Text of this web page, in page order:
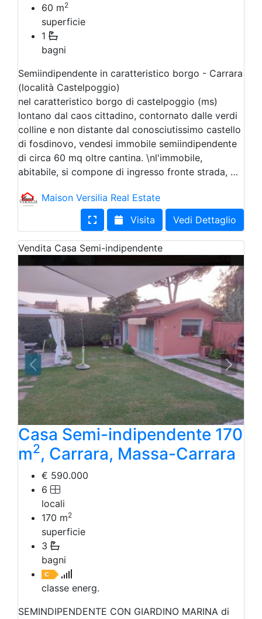
60 m2
superficie
1
bagni
Semiindipendente in caratteristico borgo - Carrara
(località Castelpoggio)
nel caratteristico borgo di castelpoggio (ms)
lontano dal caos cittadino, contornato dalle verdi
colline e non distante dal conosciutissimo castello
di fosdinovo, vendesi immobile semiindipendente
di circa 60 mq oltre cantina. \nl'immobile,
abitabile, si compone di ingresso fronte strada, …
Maison Versilia Real Estate
Visita
Vedi Dettaglio
Vendita Casa Semi-indipendente
Casa Semi-indipendente 170
m2, Carrara, Massa-Carrara
€ 590.000
6
locali
170 m2
superficie
3
bagni
classe energ.
SEMINDIPENDENTE CON GIARDINO MARINA di